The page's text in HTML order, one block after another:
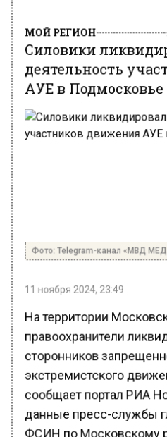
Силовики
деятельность
АУЕ в Подмосковье
11 ноября 2024, 23:49
На территории
правоохранители
сторонников
экстремистского
сообщает портал РИА
данные пресс-службы
ФСИН по Московскому